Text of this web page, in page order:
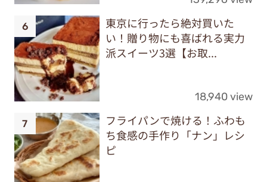
東京に行ったら絶対買いた
い！贈り物にも喜ばれる実力
派スイーツ3選【お取...
18,940 view
フライパンで焼ける！ふわも
ち食感の手作り「ナン」レシ
ピ